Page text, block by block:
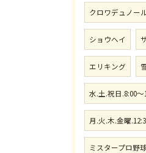
クロワデュノー
ショウヘイ
エリキング
水.土.祝日.8:00〜
月.火.木.金曜
ミスタープロ野